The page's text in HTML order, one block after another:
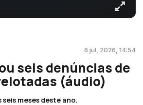
6 jul, 2026, 14:54
seis denúncias de
(áudio)
meses deste ano.